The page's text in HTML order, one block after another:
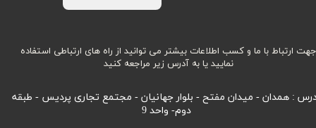
جهت ارتباط با ما و کسب اطلاعات بیشتر می توانید از راه های ارتباطی استفاده
نمایید یا به آدرس زیر مراجعه کنید
: همدان - میدان مفتح - بلوار جهانیان - مجتمع تجاری پردیس - طبقه
دوم- واحد 9